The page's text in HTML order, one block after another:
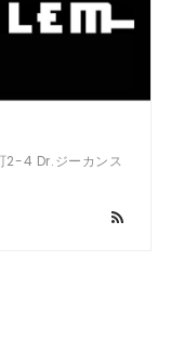
2-4 Dr.ジーカンス